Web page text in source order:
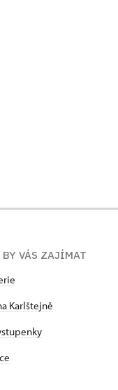
BY VÁS ZAJÍMAT
Karlštejně